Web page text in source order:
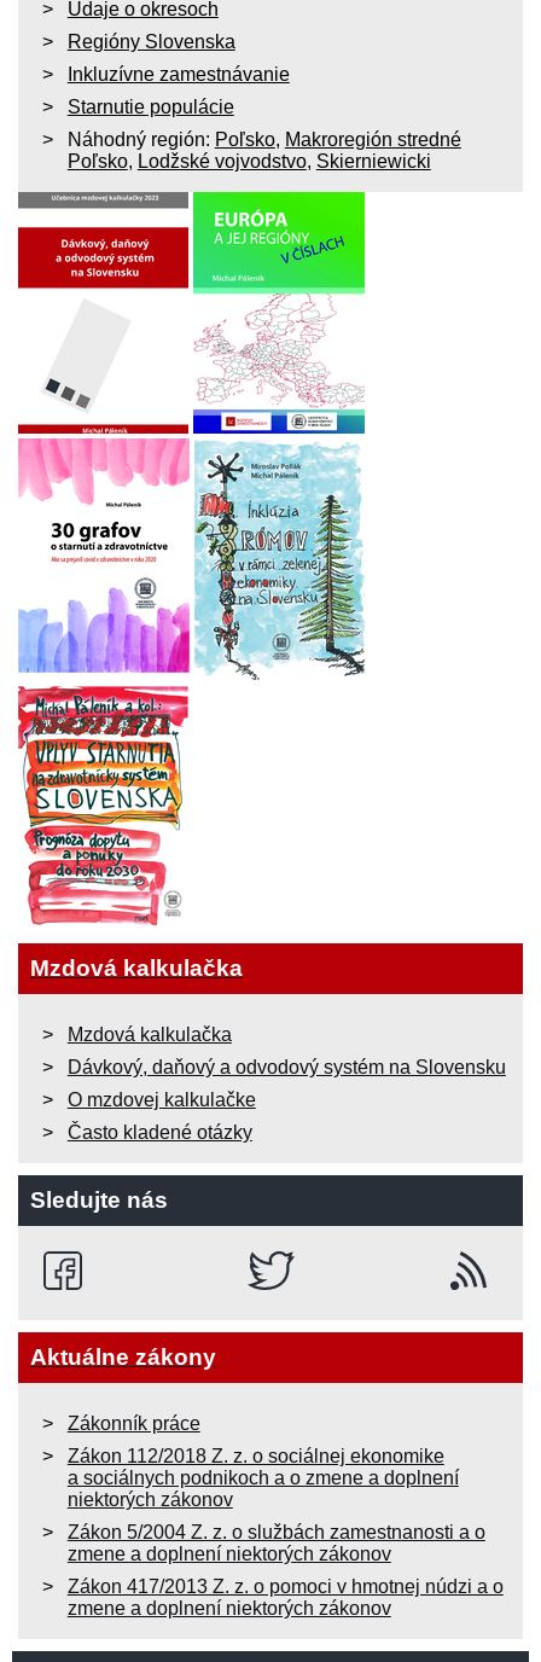
Údaje o okresoch
Regióny Slovenska
Inkluzívne zamestnávanie
Starnutie populácie
Náhodný región: Poľsko, Makroregión stredné
Poľsko, Lodžské vojvodstvo, Skierniewicki
Mzdová kalkulačka
Mzdová kalkulačka
Dávkový, daňový a odvodový systém na Slovensku
O mzdovej kalkulačke
Často kladené otázky
Sledujte nás
Aktuálne zákony
Zákonník práce
Zákon 112/2018 Z. z. o sociálnej ekonomike
a sociálnych podnikoch a o zmene a doplnení
niektorých zákonov
Zákon 5/2004 Z. z. o službách zamestnanosti a o
zmene a doplnení niektorých zákonov
Zákon 417/2013 Z. z. o pomoci v hmotnej núdzi a o
zmene a doplnení niektorých zákonov